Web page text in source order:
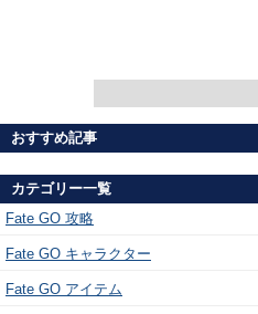
おすすめ記事
カテゴリー一覧
Fate GO 攻略
Fate GO キャラクター
Fate GO アイテム